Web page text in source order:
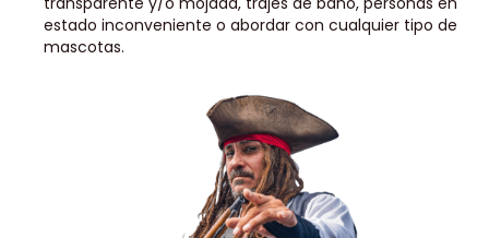
estado inconveniente o abordar con cualquier tipo de
mascotas.